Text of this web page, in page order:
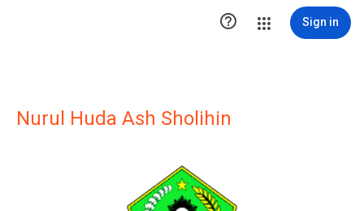
 Sign in
Nurul Huda Ash Sholihin